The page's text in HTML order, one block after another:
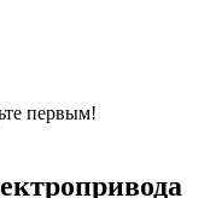
первым!